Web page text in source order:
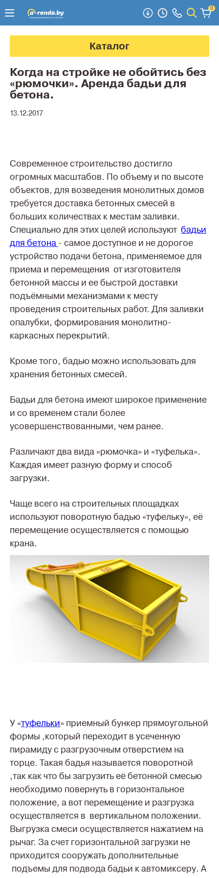
0
Каталог
Когда на стройке не обойтись без
«рюмочки». Аренда бадьи для
бетона.
13.12.2017
Современное строительство достигло
огромных масштабов. По объему и по высоте
объектов, для возведения монолитных домов
требуется доставка бетонных смесей в
больших количествах к местам заливки.
Специально для этих целей используют бадьи
для бетона - самое доступное и не дорогое
устройство подачи бетона, применяемое для
приема и перемещения от изготовителя
бетонной массы и ее быстрой доставки
подъёмными механизмами к месту
проведения строительных работ. Для заливки
опалубки, формирования монолитно-
каркасных перекрытий.
Кроме того, бадью можно использовать для
хранения бетонных смесей.
Бадьи для бетона имеют широкое применение
и со временем стали более
усовершенствованными, чем ранее.
Различают два вида «рюмочка» и «туфелька».
Каждая имеет разную форму и способ
загрузки.
Чаще всего на строительных площадках
используют поворотную бадью «туфельку», её
перемещение осуществляется с помощью
крана.
У «туфельки» приемный бункер прямоугольной
формы ,который переходит в усеченную
пирамиду с разгрузочным отверстием на
торце. Такая бадья называется поворотной
,так как что бы загрузить её бетонной смесью
необходимо повернуть в горизонтальное
положение, а вот перемещение и разгрузка
осуществляется в вертикальном положении.
Выгрузка смеси осуществляется нажатием на
рычаг. За счет горизонтальной загрузки не
приходится сооружать дополнительные
подъемы для подвода бадьи к автомиксеру. А